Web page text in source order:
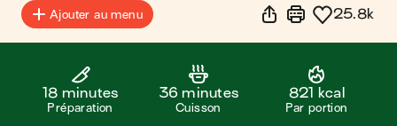
Ajouter au menu 25.8k
18 minutes
Préparation
36 minutes
Cuisson
821 kcal
Par portion